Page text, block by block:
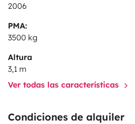
2006
PMA:
3500 kg
Altura
3,1 m
Ver todas las características
Condiciones de alquiler